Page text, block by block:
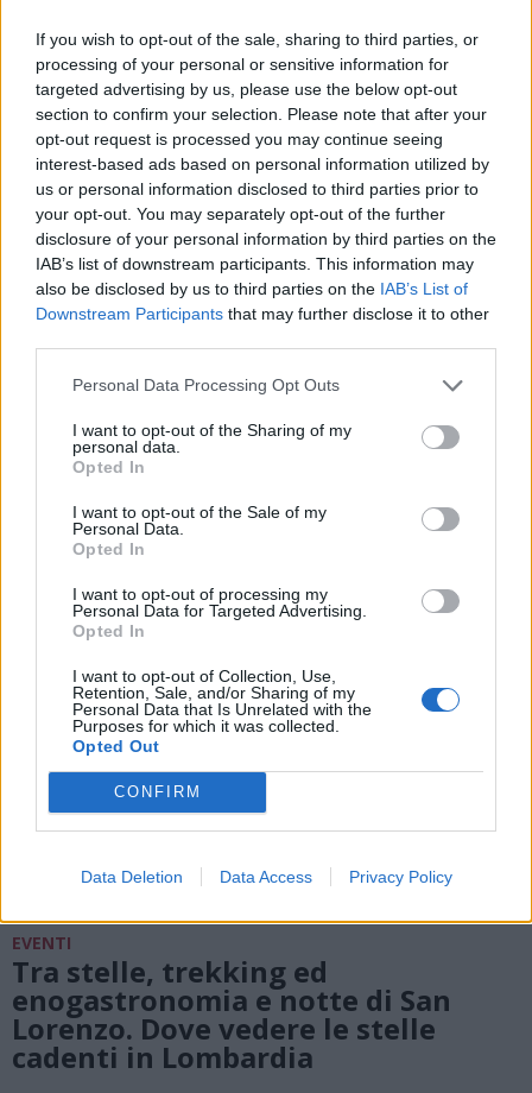
If you wish to opt-out of the sale, sharing to third parties, or
processing of your personal or sensitive information for
targeted advertising by us, please use the below opt-out
section to confirm your selection. Please note that after your
opt-out request is processed you may continue seeing
interest-based ads based on personal information utilized by
us or personal information disclosed to third parties prior to
your opt-out. You may separately opt-out of the further
disclosure of your personal information by third parties on the
IAB’s list of downstream participants. This information may
also be disclosed by us to third parties on the IAB’s List of
Downstream Participants that may further disclose it to other
Personal Data Processing Opt Outs
I want to opt-out of the Sharing of my
personal data.
Opted In
I want to opt-out of the Sale of my
Personal Data.
Opted In
I want to opt-out of processing my
Personal Data for Targeted Advertising.
Opted In
I want to opt-out of Collection, Use,
Retention, Sale, and/or Sharing of my
Personal Data that Is Unrelated with the
Purposes for which it was collected.
Opted Out
CONFIRM
Data Deletion Data Access Privacy Policy
commenti non sono testi giornalistici, ma post inviati dai singoli lettori che
possono essere automaticamente pubblicati senza filtro preventivo. I commenti
che includano uno o più link a siti esterni verranno rimossi in automatico dal
sistema.
ALTRE NOTIZIE DI BUSTO GAROLFO
EVENTI
Tra stelle, trekking ed
enogastronomia e notte di San
Lorenzo. Dove vedere le stelle
cadenti in Lombardia